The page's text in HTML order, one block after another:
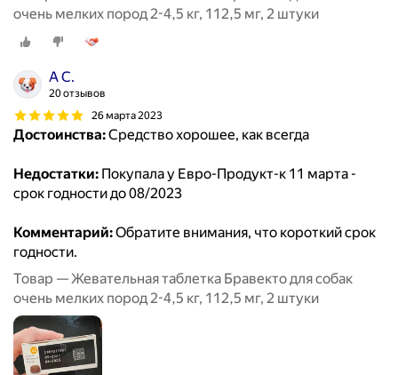
очень мелких пород 2-4,5 кг, 112,5 мг, 2 штуки
А С.
20 отзывов
26 марта 2023
Достоинства:Средство хорошее, как всегда
Недостатки: Покупала у Евро-Продукт-к 11 марта -
срок годности до 08/2023
Комментарий:Обратите внимания, что короткий срок
годности.
Товар — Жевательная таблетка Бравекто для собак
очень мелких пород 2-4,5 кг, 112,5 мг, 2 штуки